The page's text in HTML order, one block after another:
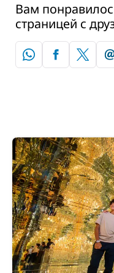
Вам
страницей с